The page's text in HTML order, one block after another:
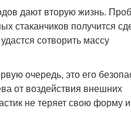
дают вторую жизнь.
стаканчиков получится
сотворить массу
очередь, это его
от воздействия внешних
не теряет свою форму и